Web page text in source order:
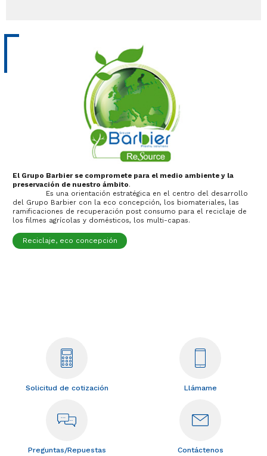
El Grupo Barbier se compromete para el medio ambiente y la
preservación de nuestro ámbito.
Es una orientación estratégica en el centro del desarrollo
del Grupo Barbier con la eco concepción, los biomateriales, las
ramificaciones de recuperación post consumo para el reciclaje de
los filmes agrícolas y domésticos, los multi-capas.
Reciclaje, eco concepción
Solicitud de cotización Llámame
Preguntas/Repuestas Contáctenos